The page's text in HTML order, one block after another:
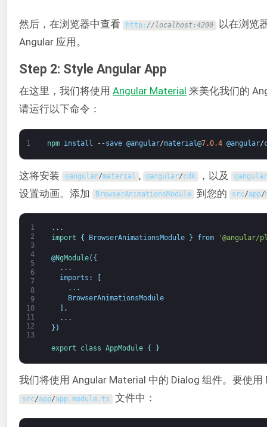
然后，在浏览器中查看 http: //localhost:4200 以在浏览
Angular 应用。
Step 2: Style Angular App
在这里，我们将使用 Angular Material 来美化我们的
请运行以下命令：
1 npm install --save @angular/material@7.0.4 @angular/
这将安装 @angular/material , @angular/cdk ，以及 @angular
设置动画。添加 BrowserAnimationsModule 到您的 src/app/
1
2
3
4
5
6
7
8
9
10
11
12
13
. . .
import
{ BrowserAnimationsModule } from '@angular/
@NgModule( {
. . .
imports :
. . .
BrowserAnimationsModule
] ,
. . .
} )
export class AppModule { }
我们将使用 Angular Material 中的 Dialog 组件。要使
src/app/app.module.ts 文件中：